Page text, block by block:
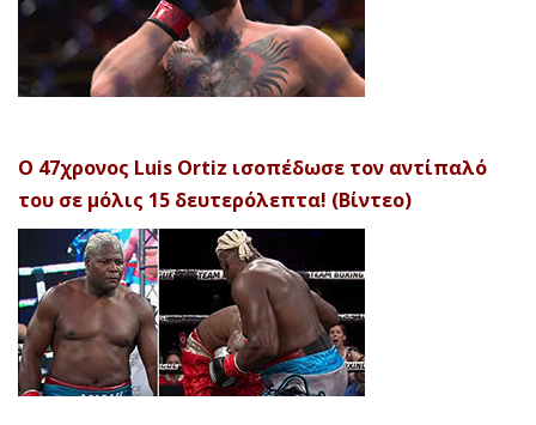
Ο 47χρονος Luis Ortiz ισοπέδωσε τον αντίπαλό
του σε μόλις 15 δευτερόλεπτα! (Βίντεο)